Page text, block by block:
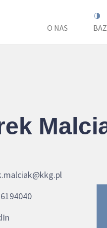
O NAS